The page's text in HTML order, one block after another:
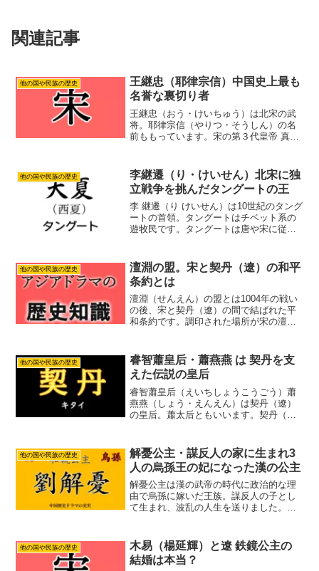
関連記事
他の国や民族の歴史
王継忠（耶律宗信）中国史上最も
名誉な裏切り者
王継忠（おう・けいちゅう）は北宋の武
将。耶律宗信（やりつ・そうしん）の名
前ももっています。宋の第３代皇帝 真宗
り、捕虜になっていしまいました。王継
忠を気に入った蕭太后と遼...
他の国や民族の歴史
李継遷（り・けいせん）北宋に独
立戦争を挑んだタングートの王
李 継遷（り けいせん）は10世紀のタング
ートの首領。タングートはチベット系の
遊牧民です。タングートは唐や宋に従い
グートの王族は開封で暮らすように強制
されたことに反発し...
他の国や民族の歴史
澶淵の盟。宋と契丹（遼）の和平
条約とは
澶淵（せんえん）の盟とは1004年の戦い
の後、宋と契丹（遼）の間で結ばれた平
和条約です。調印された場所が宋の澶淵
ま。宋は遼に毎年、絹20万疋、銀10万両
を贈る事になりまし...
他の国や民族の歴史
睿智蕭皇后・蕭燕燕 は 契丹を支
えた伝説の皇后
睿智蕭皇后（えいちしょうこうごう）蕭
燕燕（しょう・えんえん）は契丹（遼）
の皇后。蕭太后ともいいます。契丹（き
亡後に自分たちの国を作り。「大契丹
国」や「大遼」と名乗りまし...
他の国や民族の歴史
解憂公主・謀反人の家に生まれ3
人の烏孫王の妃になった漢の公主
解憂公主は漢の武帝の時代に政治的な理
由で烏孫に嫁いだ王族。謀反人の子とし
て生まれ、波乱の人生を送りました。烏
たものでした。解憂公主の壮絶な生涯を
歴史の記録をもとに詳しく紹介します。
他の国や民族の歴史
木易（楊延輝）と遼 鉄鏡公主の
結婚は本当？